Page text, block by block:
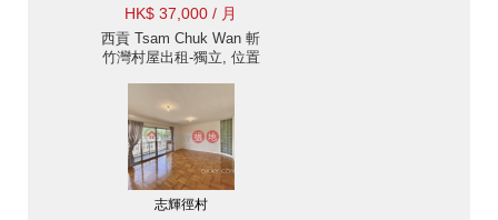
HK$ 37,000 / 月
西貢 Tsam Chuk Wan 斬
竹灣村屋出租-獨立, 位置
志輝徑村